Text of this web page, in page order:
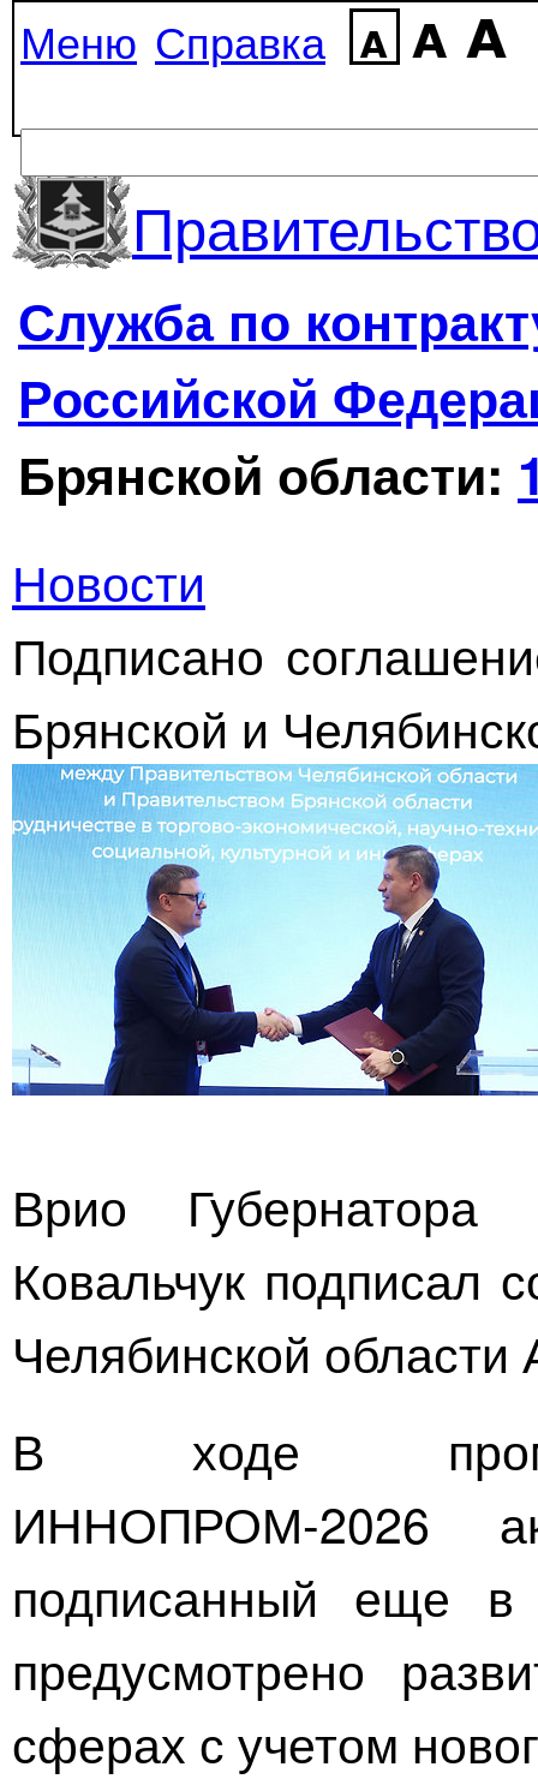
Меню Справка
Служба по
Российской
Брянской области:
Новости
Подписано
Брянской и
Врио Губернатора
Ковальчук подписал
Челябинской
В ходе
ИННОПРОМ-2026
подписанный еще в
предусмотрено
сферах с учетом